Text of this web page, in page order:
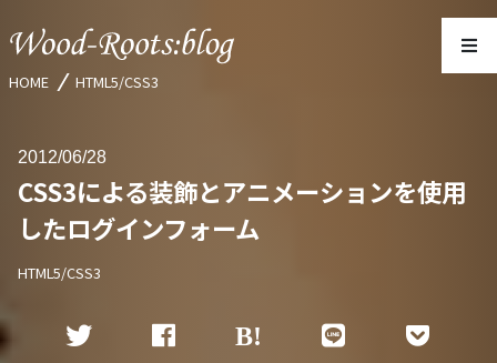
HOME HTML5/CSS3
2012 06/28
CSS3による装飾とアニメーションを使用
したログインフォーム
HTML5/CSS3